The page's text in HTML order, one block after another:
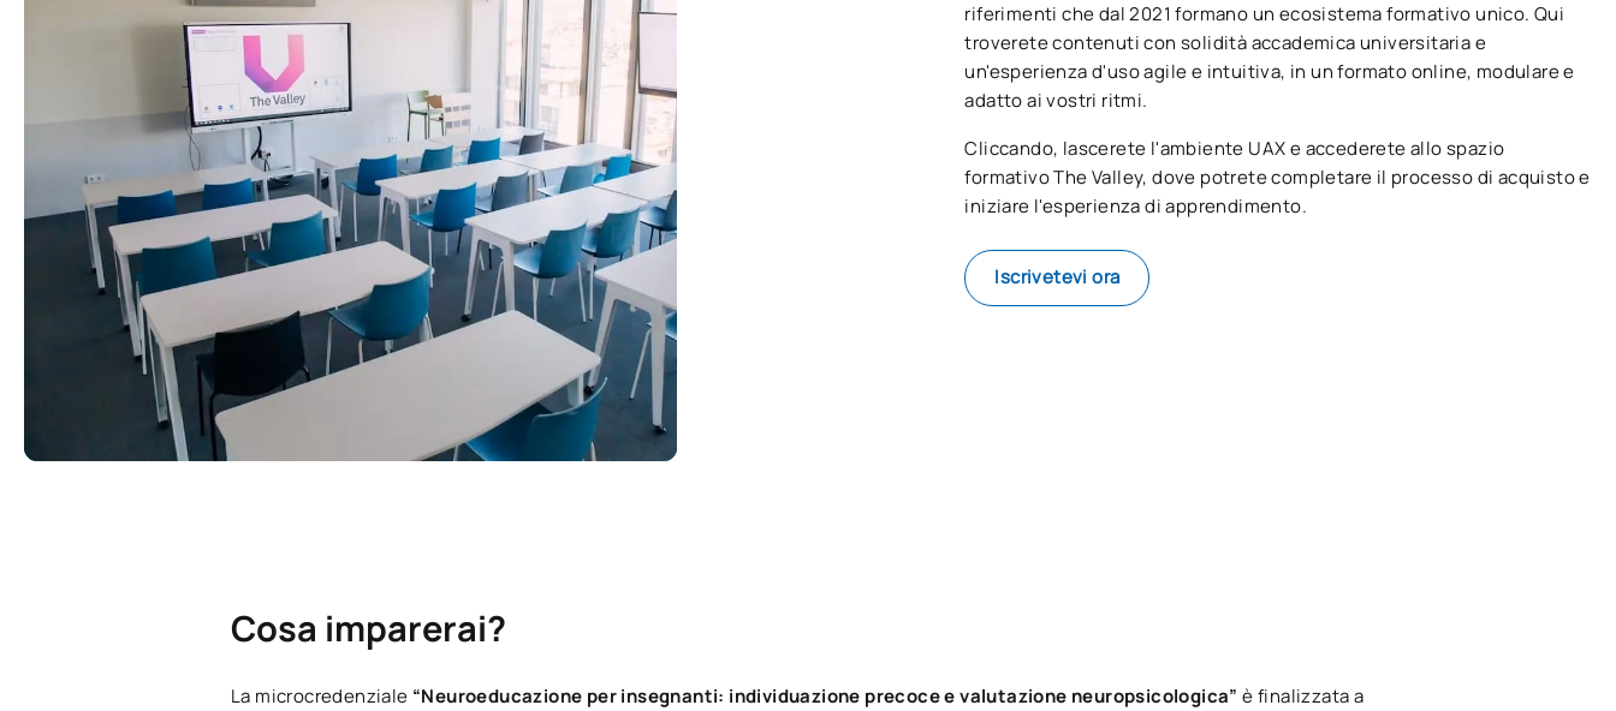
riferimenti che dal 2021 formano un ecosistema formativo unico. Qui
troverete contenuti con solidità accademica universitaria e
un'esperienza d'uso agile e intuitiva, in un formato online, modulare e
adatto ai vostri ritmi.
Cliccando, lascerete l'ambiente UAX e accederete allo spazio
formativo The Valley, dove potrete completare il processo di acquisto e
iniziare l'esperienza di apprendimento.
Iscrivetevi ora
Cosa imparerai?
La microcredenziale “Neuroeducazione per insegnanti: individuazione precoce e valutazione neuropsicologica”è finalizzata a